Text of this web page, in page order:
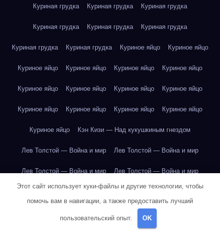
Куриная грудка Куриная грудка Куриная грудка
Куриная грудка Куриная грудка Куриная грудка
Куриная грудка Куриная грудка Куриное яйцо Куриное яйцо
Куриное яйцо Куриное яйцо Куриное яйцо Куриное яйцо
Куриное яйцо Куриное яйцо Куриное яйцо Куриное яйцо
Куриное яйцо Куриное яйцо Куриное яйцо Куриное яйцо
Куриное яйцо Кэн Кизи — Над кукушкиным гнездом
Лев Толстой — Война и мир Лев Толстой — Война и мир
Лев Толстой — Война и мир Лев Толстой — Война и мир
Лев Толстой — Война и мир Лев Толстой — Война и мир
Лев Толстой — Война и мир
Этот сайт использует куки-файлы и другие технологии, чтобы
помочь вам в навигации, а также предоставить лучший
пользовательский опыт. OK